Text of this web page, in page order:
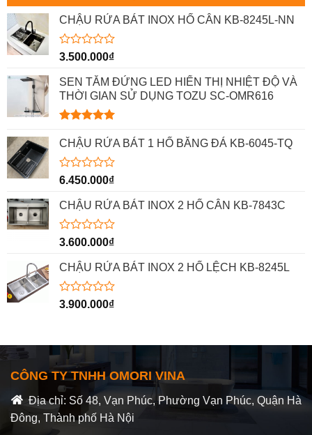
CHẬU RỬA BÁT INOX HỐ CÂN KB-8245L-NN
Được
hạng
0
5
sao
3.500.000₫
SEN TẮM ĐỨNG LED HIỂN THỊ NHIỆT ĐỘ VÀ
THỜI GIAN SỬ DỤNG TOZU SC-OMR616
hạng 5.00
CHẬU RỬA BÁT 1 HỐ BẰNG ĐÁ KB-6045-TQ
Được
hạng
0
5
6.450.000₫
CHẬU RỬA BÁT INOX 2 HỐ CÂN KB-7843C
Được
hạng
0
5
3.600.000₫
CHẬU RỬA BÁT INOX 2 HỐ LỆCH KB-8245L
Được
5
sao
3.900.000₫
CÔNG TY TNHH OMORI VINA
Địa chỉ: Số 48, Vạn Phúc, Phường Vạn Phúc, Quận Hà
Đông, Thành phố Hà Nội